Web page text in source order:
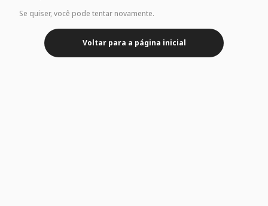
Se quiser, você pode tentar novamente.
Voltar para a página inicial